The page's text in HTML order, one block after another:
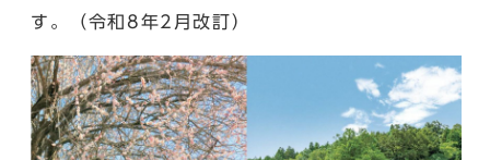
す。（令和8年2月改訂）